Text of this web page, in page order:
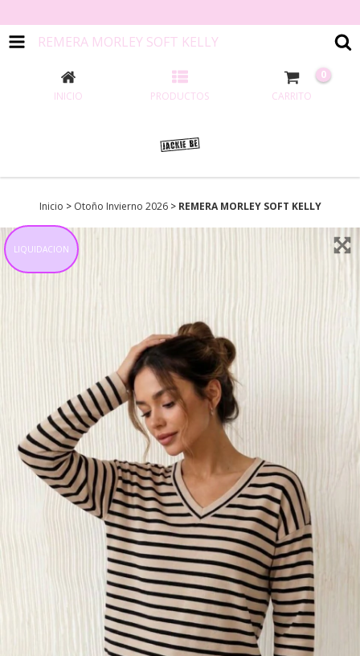
REMERA MORLEY SOFT KELLY
INICIO PRODUCTOS CARRITO
0
Inicio > Otoño Invierno 2026 > REMERA MORLEY SOFT KELLY
LIQUIDACION